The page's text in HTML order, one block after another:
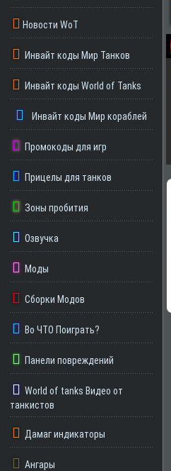
Новости WoT
Инвайт коды Мир Танков
Инвайт коды World of Tanks
Инвайт коды Мир кораблей
Промокоды для игр
Прицелы для танков
Зоны пробития
Озвучка
Моды
Сборки Модов
Во ЧТО Поиграть?
Панели повреждений
World of tanks Видео от
танкистов
Дамаг индикаторы
Ангары